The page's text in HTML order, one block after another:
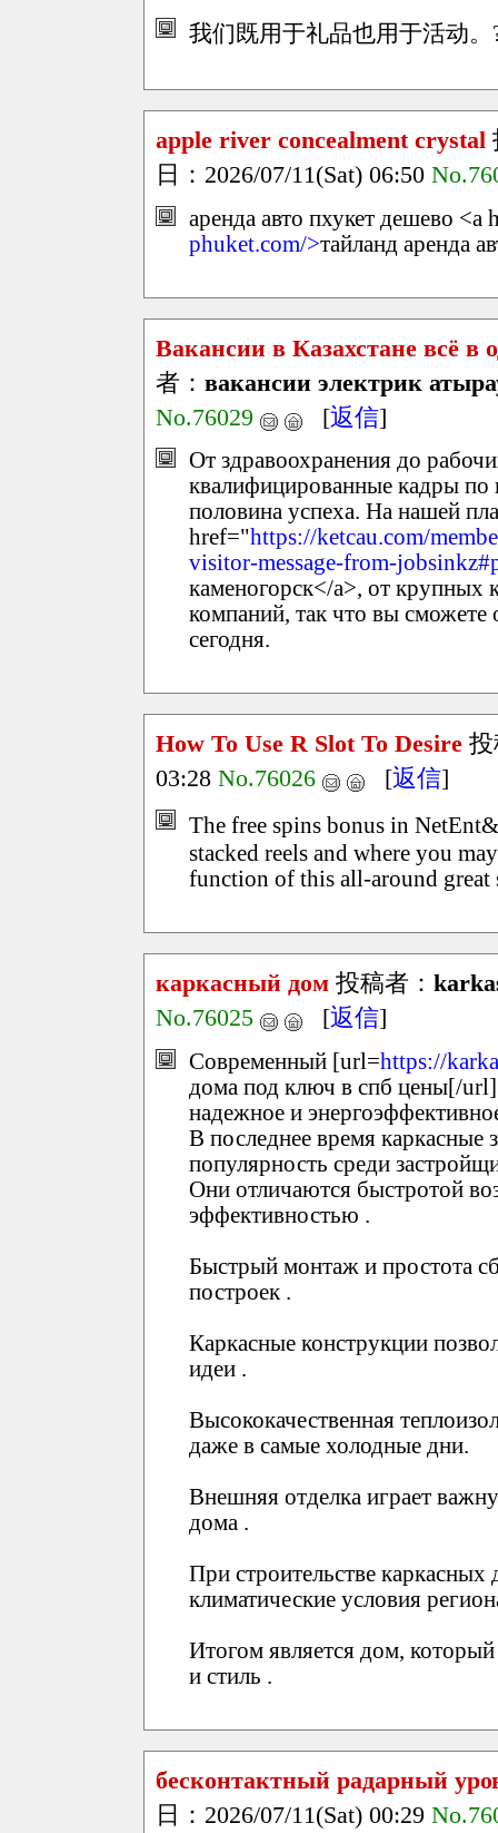
我们既用于礼品也用于活动。
apple river concealment crystal
日：2026/07/11(Sat) 06:50
аренда авто пхукет дешево <a
phuket.com/>тайланд аренда
Вакансии в Казахстане всё в
者： вакансии электрик
No.76029
[返信]
От здравоохранения до
квалифицированные кадры по
половина успеха. На нашей
href="https://ketcau.com/
visitor-message-from-
каменогорск</a>, от
компаний, так что вы
сегодня.
How To Use R Slot To Desire
03:28 No.76026 [返信]
The free spins bonus in
stacked reels and where you
function of this all-around great
каркасный дом 投稿者：
No.76025
[返信]
Современный [url=https://
дома под ключ в спб цены[/
надежное и
В последнее время
популярность среди
Они отличаются быстротой
эффективностью .
Быстрый монтаж и простота
построек .
Каркасные конструкции
идеи .
Высококачественная
даже в самые холодные дни.
Внешняя отделка играет
дома .
При строительстве
климатические условия
Итогом является дом,
и стиль .
бесконтактный радарный
日：2026/07/11(Sat) 00:29